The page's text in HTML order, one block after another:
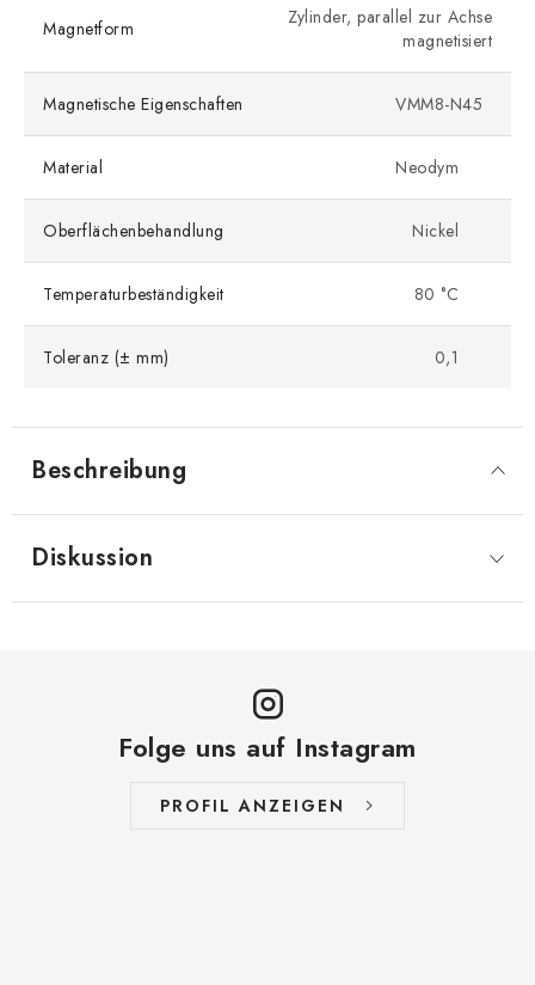
Beschreibung
Magnetform
Zylinder, parallel zur Achse
magnetisiert
Magnetische Eigenschaften VMM8-N45
Material Neodym
Oberflächenbehandlung Nickel
Temperaturbeständigkeit 80 °C
Toleranz (± mm) 0,1
Diskussion
Folge uns auf Instagram
PROFIL ANZEIGEN